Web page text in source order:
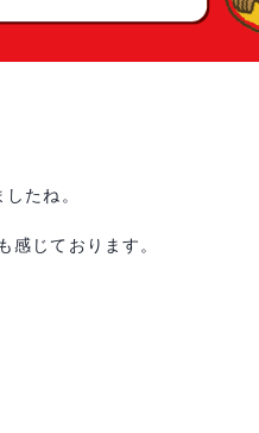
たね。
感じております。